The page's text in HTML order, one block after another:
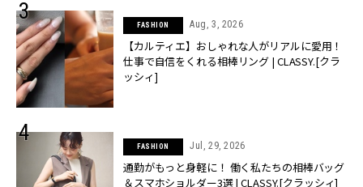
FASHION Aug, 3, 2026
【カルティエ】おしゃれな人がリアルに愛用！
仕事で自信をくれる相棒リング | CLASSY.[クラ
ッシィ]
FASHION Jul, 29, 2026
通勤がもっと身軽に！ 働く私たちの相棒バッグ
＆スマホショルダー3選 | CLASSY.[クラッシィ]